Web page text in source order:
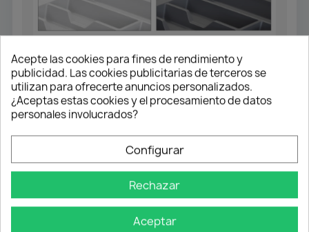
ACCESORIOS PARA INTERIOR CAJÓN
Cuberteros de Inyección
6,72 €
Personalizar
Acepte las cookies para fines de rendimiento y
publicidad. Las cookies publicitarias de terceros se
utilizan para ofrecerte anuncios personalizados.
¿Aceptas estas cookies y el procesamiento de datos
personales involucrados?
Configurar
Rechazar
Aceptar